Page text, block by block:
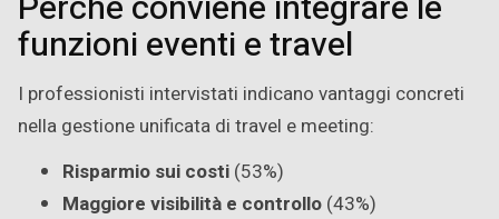
funzioni eventi e travel
I professionisti intervistati indicano vantaggi concreti
nella gestione unificata di travel e meeting:
Risparmio sui costi (53%)
Maggiore visibilità e controllo (43%)